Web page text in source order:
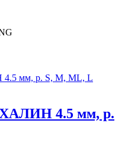
4.5 мм, р.